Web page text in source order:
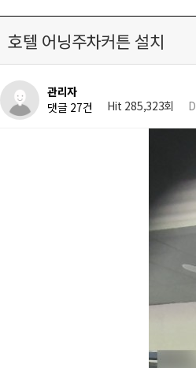
호텔 어닝주차커튼 설치
관리자
댓글 27건
Hit 285,323회